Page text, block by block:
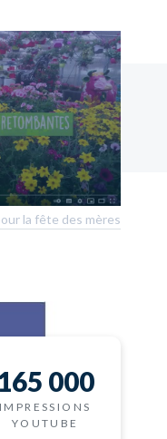
la fête des mères
000
IMPRESSIONS
YOUTUBE